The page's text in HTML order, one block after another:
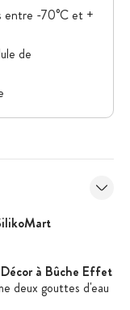
entre -70°C et +
de
à Bûche Effet
deux gouttes d'eau